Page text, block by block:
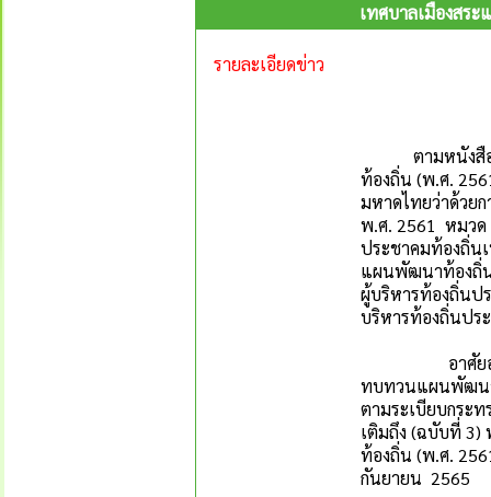
เทศบาลเมืองสร
รายละเอียดข่าว
ตามหนังสือกร
ท้องถิ่น (พ.ศ.
มหาดไทยว่าด้วย
พ.ศ. 2561 หมวด
ประชาคมท้องถิ่น
แผนพัฒนาท้องถิ่น
ผู้บริหารท้องถิ่นป
บริหารท้องถิ่นปร
อาศัยอำนาจต
ทบทวนแผนพัฒน
ตามระเบียบกระ
เติมถึง (ฉบับที่
ท้องถิ่น (พ.ศ.
กันยายน 2565